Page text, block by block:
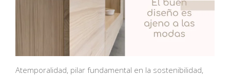
Atemporalidad, pilar fundamental en la sostenibilidad,